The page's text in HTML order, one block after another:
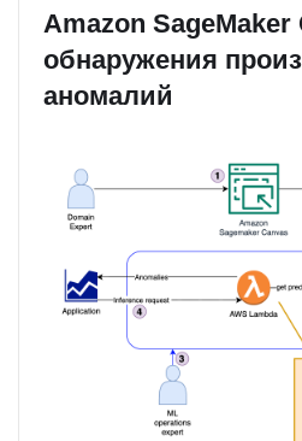
Amazon SageMaker
обнаружения
аномалий